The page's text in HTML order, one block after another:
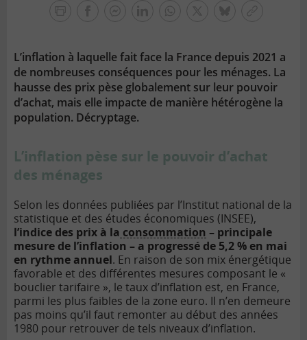
L’inflation à laquelle fait face la France depuis 2021 a
de nombreuses conséquences pour les ménages. La
hausse des prix pèse globalement sur leur pouvoir
d’achat, mais elle impacte de manière hétérogène la
population. Décryptage.
L’inflation pèse sur le pouvoir d’achat
des ménages
Selon les données publiées par l’Institut national de la
statistique et des études économiques (INSEE),
l’indice des prix à la consommation – principale
mesure de l’inflation – a progressé de 5,2 % en mai
en rythme annuel. En raison de son mix énergétique
favorable et des différentes mesures composant le «
bouclier tarifaire », le taux d’inflation est, en France,
parmi les plus faibles de la zone euro. Il n’en demeure
pas moins qu’il faut remonter au début des années
1980 pour retrouver de tels niveaux d’inflation.